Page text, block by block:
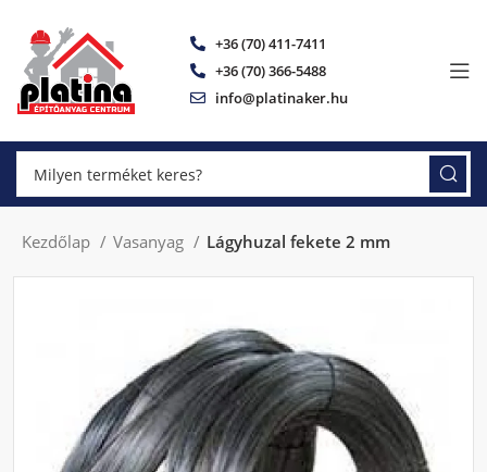
+36 (70) 411-7411
+36 (70) 366-5488
info@platinaker.hu
Kezdőlap Vasanyag Lágyhuzal fekete 2 mm